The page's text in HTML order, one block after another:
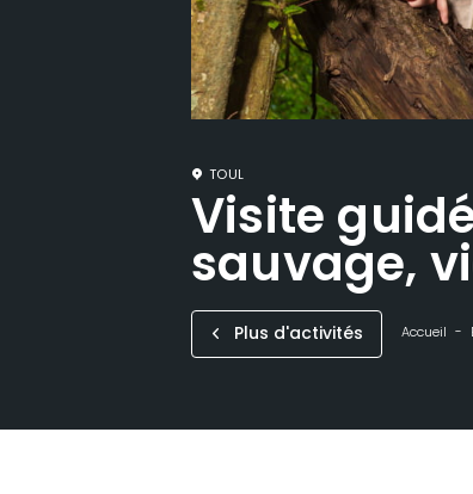
TOUL
Visite
sauvage,
Plus d'activités Accueil